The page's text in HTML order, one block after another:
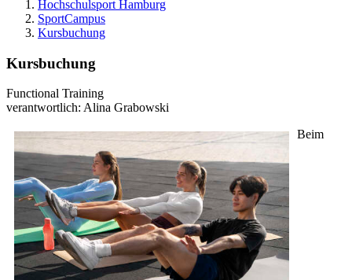
Hochschulsport Hamburg
SportCampus
Kursbuchung
Kursbuchung
Functional Training
verantwortlich: Alina Grabowski
Beim